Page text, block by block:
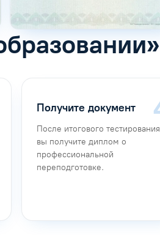
Получите документ
После итогового тестирования
вы получите диплом о
профессиональной
переподготовке.